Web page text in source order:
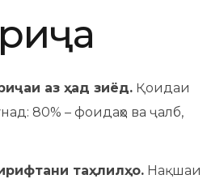
аз ҳад зиёд. Қоидаи
80% – фоидаҳо ва ҷалб,
таҳлилҳо. Нақшаи